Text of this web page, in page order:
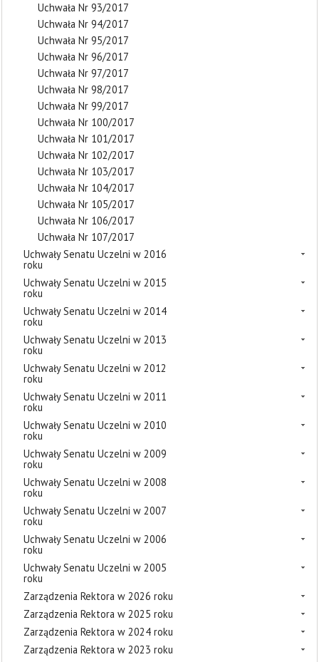
Uchwała Nr 93/2017
Uchwała Nr 94/2017
Uchwała Nr 95/2017
Uchwała Nr 96/2017
Uchwała Nr 97/2017
Uchwała Nr 98/2017
Uchwała Nr 99/2017
Uchwała Nr 100/2017
Uchwała Nr 101/2017
Uchwała Nr 102/2017
Uchwała Nr 103/2017
Uchwała Nr 104/2017
Uchwała Nr 105/2017
Uchwała Nr 106/2017
Uchwała Nr 107/2017
Uchwały Senatu Uczelni w 2016
roku
Uchwały Senatu Uczelni w 2015
roku
Uchwały Senatu Uczelni w 2014
roku
Uchwały Senatu Uczelni w 2013
roku
Uchwały Senatu Uczelni w 2012
roku
Uchwały Senatu Uczelni w 2011
roku
Uchwały Senatu Uczelni w 2010
roku
Uchwały Senatu Uczelni w 2009
roku
Uchwały Senatu Uczelni w 2008
roku
Uchwały Senatu Uczelni w 2007
roku
Uchwały Senatu Uczelni w 2006
roku
Uchwały Senatu Uczelni w 2005
roku
Zarządzenia Rektora w 2026 roku
Zarządzenia Rektora w 2025 roku
Zarządzenia Rektora w 2024 roku
Zarządzenia Rektora w 2023 roku